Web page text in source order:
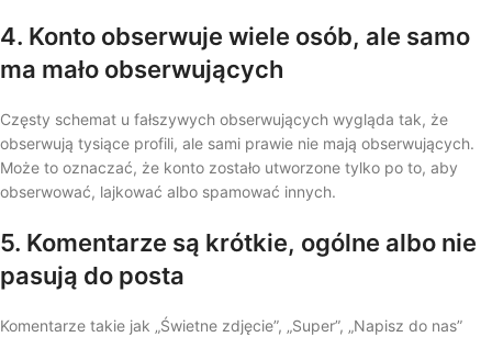
4. Konto obserwuje wiele osób, ale samo
ma mało obserwujących
Częsty schemat u fałszywych obserwujących wygląda tak, że
obserwują tysiące profili, ale sami prawie nie mają obserwujących.
Może to oznaczać, że konto zostało utworzone tylko po to, aby
obserwować, lajkować albo spamować innych.
5. Komentarze są krótkie, ogólne albo nie
pasują do posta
Komentarze takie jak „Świetne zdjęcie”, „Super”, „Napisz do nas”